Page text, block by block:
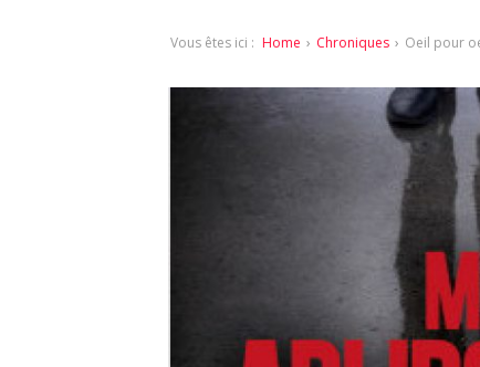
Vous êtes ici : Home › Chroniques › Oeil pour